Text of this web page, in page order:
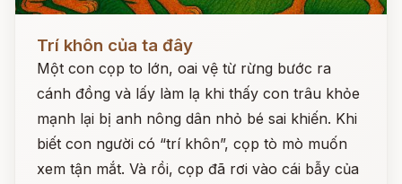
Trí khôn của ta đây
Một con cọp to lớn, oai vệ từ rừng bước ra
cánh đồng và lấy làm lạ khi thấy con trâu khỏe
mạnh lại bị anh nông dân nhỏ bé sai khiến. Khi
biết con người có “trí khôn”, cọp tò mò muốn
xem tận mắt. Và rồi, cọp đã rơi vào cái bẫy của